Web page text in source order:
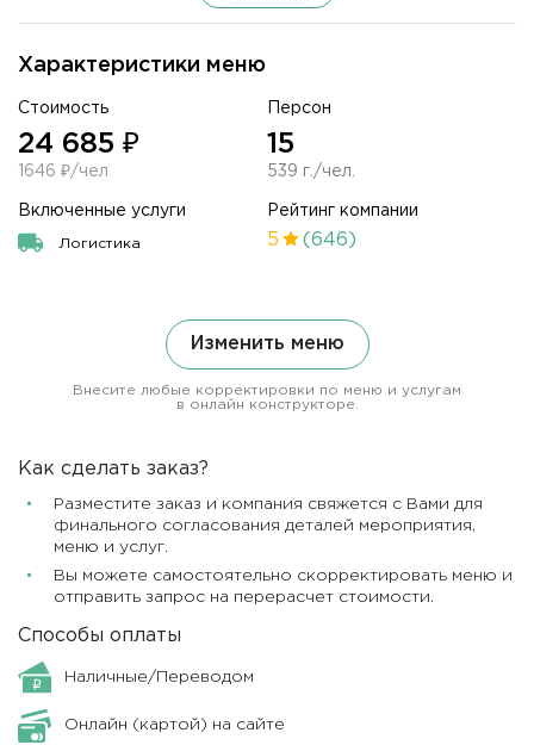
Характеристики меню
Стоимость
24 685 ₽
1646 ₽/чел
Персон
15
539 г./чел.
Включенные услуги
Логистика
Рейтинг компании
5 (646)
Изменить меню
Внесите любые корректировки по меню и услугам
в онлайн конструкторе.
Как сделать заказ?
Разместите заказ и компания свяжется с Вами для
финального согласования деталей мероприятия,
меню и услуг.
Вы можете самостоятельно скорректировать меню и
отправить запрос на перерасчет стоимости.
Способы оплаты
Наличные/Переводом
Онлайн (картой) на сайте